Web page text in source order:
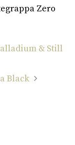
Zero
& Still
Black